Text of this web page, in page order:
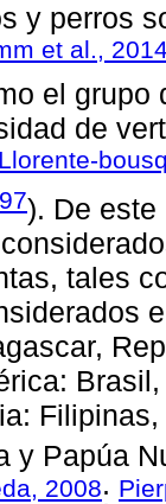
y perros
et al.,
el
de
Llorente-
). De
tales
y Papúa
2008;